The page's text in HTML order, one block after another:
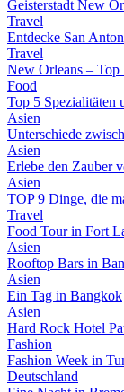
Geisterstadt New
Travel
Entdecke San
Travel
New Orleans – Top
Food
Top 5 Spezialitäten
Asien
Unterschiede
Asien
Erlebe den Zauber
Asien
TOP 9 Dinge, die
Travel
Food Tour in Fort
Asien
Rooftop Bars in
Asien
Ein Tag in Bangkok
Asien
Hard Rock Hotel
Fashion
Fashion Week in
Deutschland